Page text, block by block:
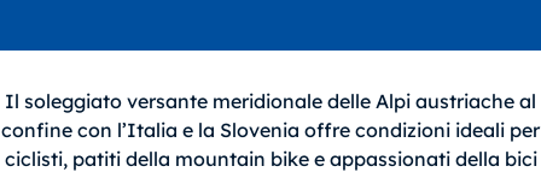
Il soleggiato versante meridionale delle Alpi austriache al
confine con l’Italia e la Slovenia offre condizioni ideali per
ciclisti, patiti della mountain bike e appassionati della bici